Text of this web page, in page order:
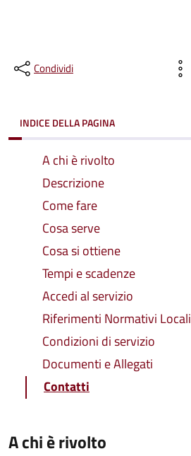
Condividi
INDICE DELLA PAGINA
A chi è rivolto
Descrizione
Come fare
Cosa serve
Cosa si ottiene
Tempi e scadenze
Accedi al servizio
Riferimenti Normativi Locali
Condizioni di servizio
Documenti e Allegati
Contatti
A chi è rivolto